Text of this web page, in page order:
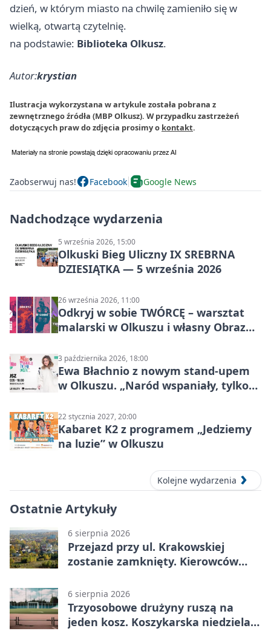
dzień, w którym miasto na chwilę zamieniło się w
wielką, otwartą czytelnię.
na podstawie: Biblioteka Olkusz.
Autor:krystian
Ilustracja wykorzystana w artykule została pobrana z
zewnętrznego źródła (MBP Olkusz). W przypadku zastrzeżeń
dotyczących praw do zdjęcia prosimy o kontakt.
Zaobserwuj nas! Facebook Google News
Nadchodzące wydarzenia
5 września 2026, 15:00
Olkuski Bieg Uliczny IX SREBRNA
DZIESIĄTKA — 5 września 2026
26 września 2026, 11:00
Odkryj w sobie TWÓRCĘ – warsztat
malarski w Olkuszu i własny Obraz
3 października 2026, 18:00
Ewa Błachnio z nowym stand-upem
w Olkuszu. „Naród wspaniały, tylko
22 stycznia 2027, 20:00
Kabaret K2 z programem „Jedziemy
na luzie” w Olkuszu
Kolejne wydarzenia
Ostatnie Artykuły
6 sierpnia 2026
Przejazd przy ul. Krakowskiej
zostanie zamknięty. Kierowców
6 sierpnia 2026
Trzyosobowe drużyny ruszą na
jeden kosz. Koszykarska niedziela